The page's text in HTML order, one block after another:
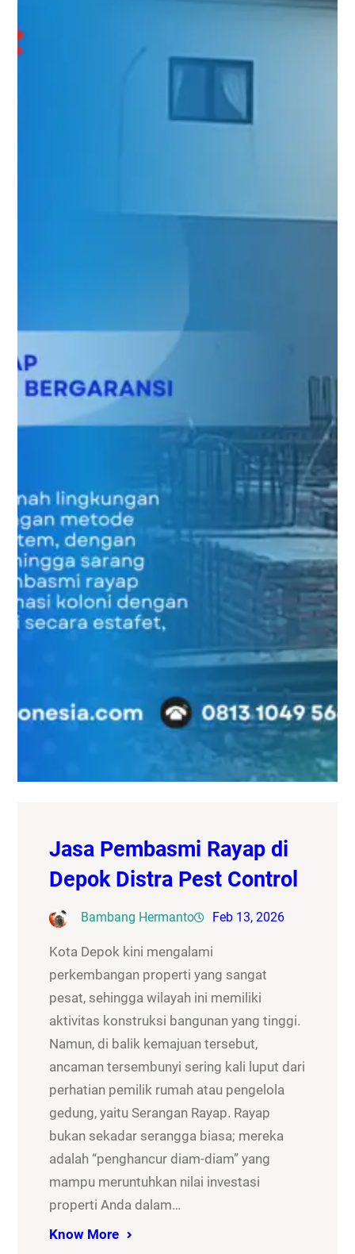
Jasa Pembasmi Rayap di
Depok Distra Pest Control
Bambang Hermanto Feb 13, 2026
Kota Depok kini mengalami
perkembangan properti yang sangat
pesat, sehingga wilayah ini memiliki
aktivitas konstruksi bangunan yang tinggi.
Namun, di balik kemajuan tersebut,
ancaman tersembunyi sering kali luput dari
perhatian pemilik rumah atau pengelola
gedung, yaitu Serangan Rayap. Rayap
bukan sekadar serangga biasa; mereka
adalah “penghancur diam-diam” yang
mampu meruntuhkan nilai investasi
properti Anda dalam…
Know More